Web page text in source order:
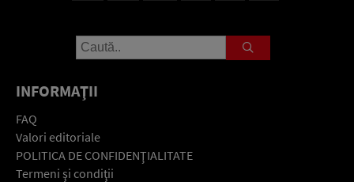
INFORMAŢII
FAQ
Valori editoriale
POLITICA DE CONFIDENŢIALITATE
Termeni şi condiţii